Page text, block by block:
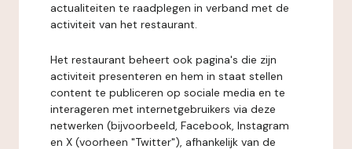
actualiteiten te raadplegen in verband met de
activiteit van het restaurant.
Het restaurant beheert ook pagina's die zijn
activiteit presenteren en hem in staat stellen
content te publiceren op sociale media en te
interageren met internetgebruikers via deze
netwerken (bijvoorbeeld, Facebook, Instagram
en X (voorheen "Twitter"), afhankelijk van de